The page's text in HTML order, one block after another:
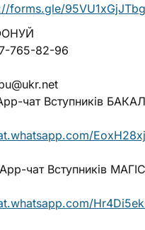
forms.gle/
765-82-96
чат Вступників
чат Вступників